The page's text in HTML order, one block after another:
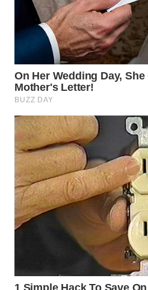
DEPOK
WN
TAPANULI
UTARA
WN
WN
PADANG
LAWAS
WN
SUMEDANG
WN